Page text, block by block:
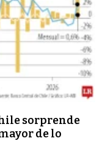
sorprende
de lo